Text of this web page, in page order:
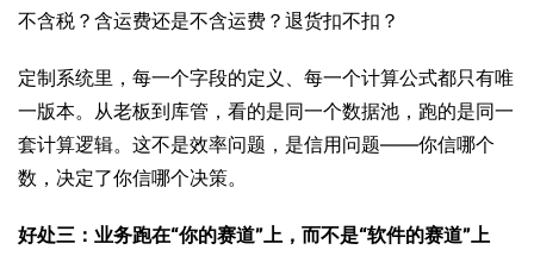
不含税？含运费还是不含运费？退货扣不扣？
定制系统里，每一个字段的定义、每一个计算公式都只有唯
一版本。从老板到库管，看的是同一个数据池，跑的是同一
套计算逻辑。这不是效率问题，是信用问题——你信哪个
数，决定了你信哪个决策。
好处三：业务跑在“你的赛道”上，而不是“软件的赛道”上